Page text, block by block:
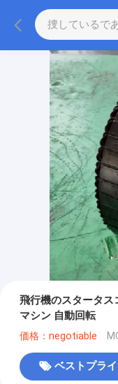
飛行機のスタータス
マシン 自動回転
価格：negotiable
ベストプラ